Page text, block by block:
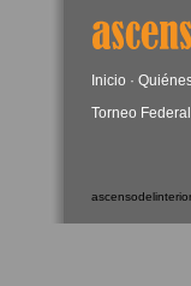
Inicio ·
Torneo Federal